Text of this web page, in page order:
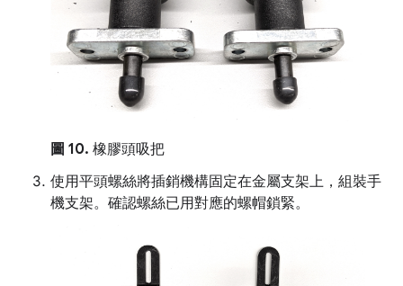
圖 10. 橡膠頭吸把
使用平頭螺絲將插銷機構固定在金屬支架上，組裝手
機支架。確認螺絲已用對應的螺帽鎖緊。